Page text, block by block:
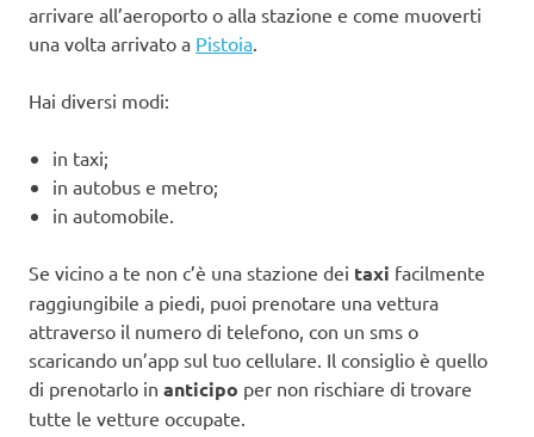
arrivare all’aeroporto o alla stazione e come muoverti
una volta arrivato a Pistoia.
Hai diversi modi:
in taxi;
in autobus e metro;
in automobile.
Se vicino a te non c’è una stazione dei taxi facilmente
raggiungibile a piedi, puoi prenotare una vettura
attraverso il numero di telefono, con un sms o
scaricando un’app sul tuo cellulare. Il consiglio è quello
di prenotarlo in anticipo per non rischiare di trovare
tutte le vetture occupate.